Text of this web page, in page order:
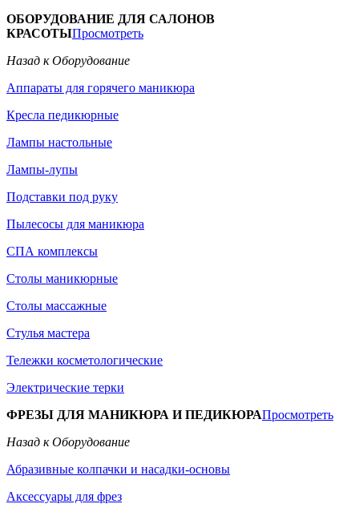
ОБОРУДОВАНИЕ ДЛЯ САЛОНОВ
КРАСОТЫПросмотреть
Назад к Оборудование
Аппараты для горячего маникюра
Кресла педикюрные
Лампы настольные
Лампы-лупы
Подставки под руку
Пылесосы для маникюра
СПА комплексы
Столы маникюрные
Столы массажные
Стулья мастера
Тележки косметологические
Электрические терки
ФРЕЗЫ ДЛЯ МАНИКЮРА И ПЕДИКЮРАПросмотреть
Назад к Оборудование
Абразивные колпачки и насадки-основы
Аксессуары для фрез